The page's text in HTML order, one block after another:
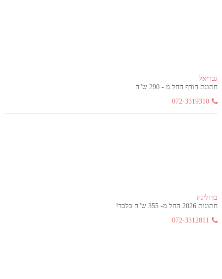
גבריאל
חתונת חורף החל מ - 290 ש"ח
072-3319310
בדולינה
חתונות 2026 החל מ- 355 ש"ח בלבד!
072-3312811